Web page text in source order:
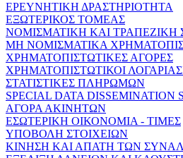
ΕΡΕΥΝΗΤΙΚΗ ΔΡΑΣΤΗΡΙΟΤΗΤΑ
ΕΞΩΤΕΡΙΚΟΣ ΤΟΜΕΑΣ
ΝΟΜΙΣΜΑΤΙΚΗ ΚΑΙ ΤΡΑΠΕΖΙΚΗ
ΜΗ ΝΟΜΙΣΜΑΤΙΚΑ
ΧΡΗΜΑΤΟΠΙΣΤΩΤΙΚΕΣ ΑΓΟΡΕΣ
ΧΡΗΜΑΤΟΠΙΣΤΩΤΙΚΟΙ
ΣΤΑΤΙΣΤΙΚΕΣ ΠΛΗΡΩΜΩΝ
SPECIAL DATA DISSEMINATION
ΑΓΟΡΑ ΑΚΙΝΗΤΩΝ
ΕΣΩΤΕΡΙΚΗ ΟΙΚΟΝΟΜΙΑ - ΤΙΜΕΣ
ΥΠΟΒΟΛΗ ΣΤΟΙΧΕΙΩΝ
ΚΙΝΗΣΗ ΚΑΙ ΑΠΑΤΗ ΤΩΝ